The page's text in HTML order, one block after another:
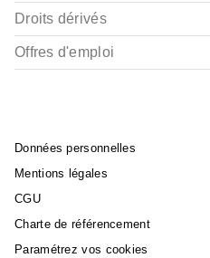
Des courses et des
Droits dérivés
Offres d'emploi
Données personnelles
Mentions légales
CGU
Charte de référencement
Paramétrez vos cookies